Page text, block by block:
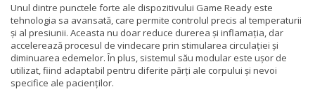
Unul dintre punctele forte ale dispozitivului Game Ready este
tehnologia sa avansată, care permite controlul precis al temperaturii
și al presiunii. Aceasta nu doar reduce durerea și inflamația, dar
accelerează procesul de vindecare prin stimularea circulației și
diminuarea edemelor. În plus, sistemul său modular este ușor de
utilizat, fiind adaptabil pentru diferite părți ale corpului și nevoi
specifice ale pacienților.